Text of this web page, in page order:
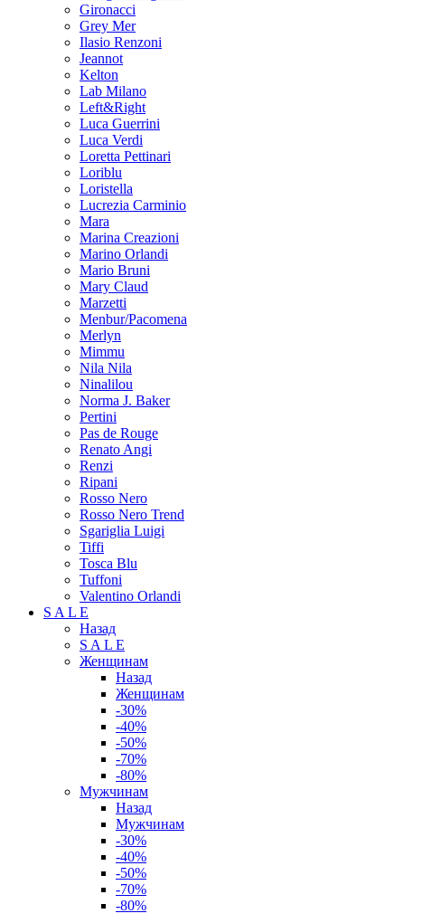
Gironacci
Grey Mer
Ilasio Renzoni
Jeannot
Kelton
Lab Milano
Left&Right
Luca Guerrini
Luca Verdi
Loretta Pettinari
Loriblu
Loristella
Lucrezia Carminio
Mara
Marina Creazioni
Marino Orlandi
Mario Bruni
Mary Claud
Marzetti
Menbur/Pacomena
Merlyn
Mimmu
Nila Nila
Ninalilou
Norma J. Baker
Pertini
Pas de Rouge
Renato Angi
Renzi
Ripani
Rosso Nero
Rosso Nero Trend
Sgariglia Luigi
Tiffi
Tosca Blu
Tuffoni
Valentino Orlandi
S A L E
Назад
S A L E
Женщинам
Назад
Женщинам
-30%
-40%
-50%
-70%
-80%
Мужчинам
Назад
Мужчинам
-30%
-40%
-50%
-70%
-80%